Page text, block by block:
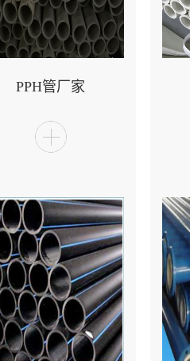
PPH管厂家